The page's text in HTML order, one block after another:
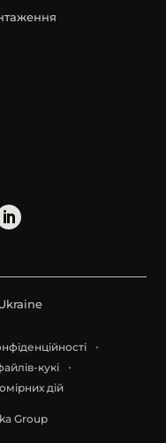
кукі
дій
Group